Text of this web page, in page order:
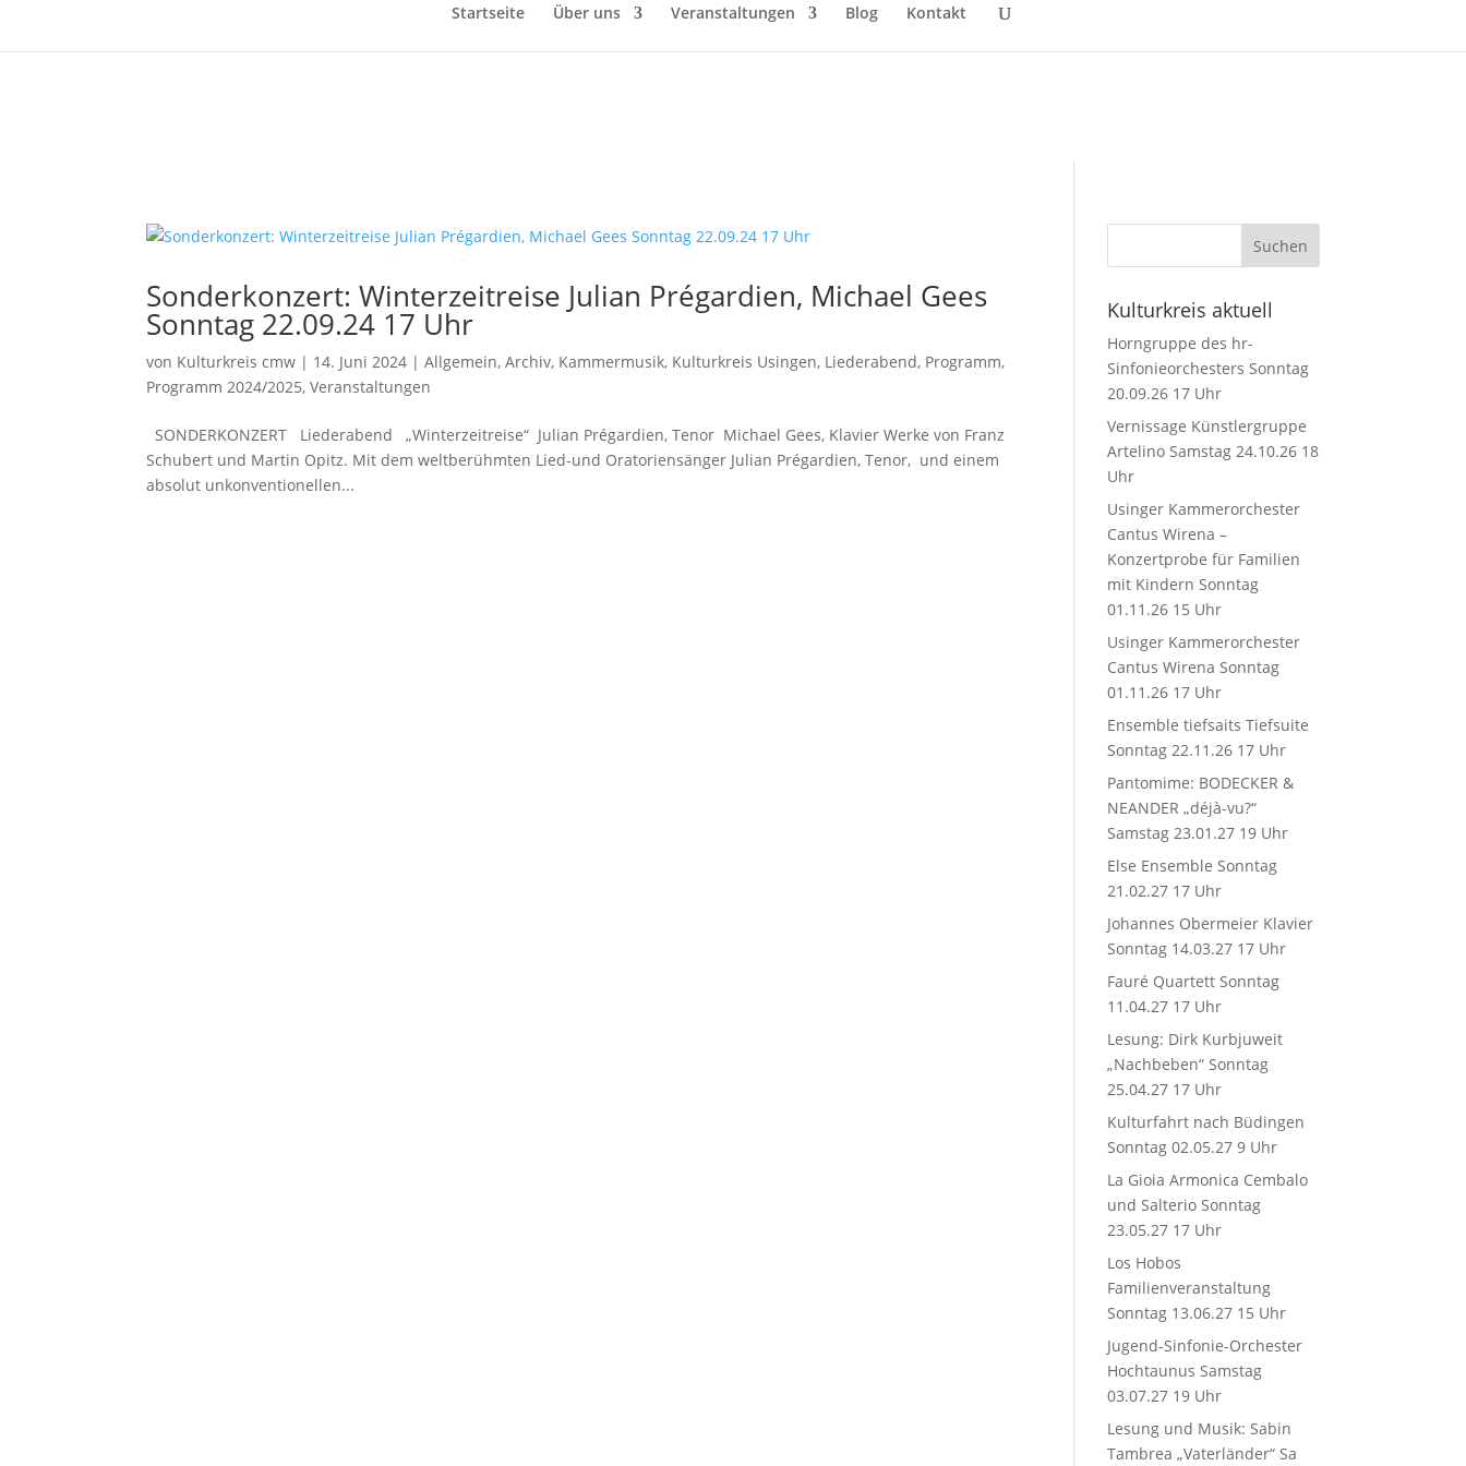
Startseite Über uns Veranstaltungen Blog Kontakt
Sonderkonzert: Winterzeitreise Julian Prégardien, Michael Gees
Sonntag 22.09.24 17 Uhr
von Kulturkreis cmw | 14. Juni 2024 |Allgemein,Archiv, Kammermusik, Kulturkreis Usingen, Liederabend, Programm,
Programm 2024/2025,Veranstaltungen
SONDERKONZERT Liederabend „Winterzeitreise“ Julian Prégardien, Tenor Michael Gees, Klavier Werke von Franz
Schubert und Martin Opitz. Mit dem weltberühmten Lied-und Oratoriensänger Julian Prégardien, Tenor, und einem
absolut unkonventionellen...
Kulturkreis aktuell
Horngruppe des hr-
Sinfonieorchesters Sonntag
20.09.26 17 Uhr
Vernissage Künstlergruppe
Artelino Samstag 24.10.26 18
Uhr
Usinger Kammerorchester
Cantus Wirena –
Konzertprobe für Familien
mit Kindern Sonntag
01.11.26 15 Uhr
Usinger Kammerorchester
Cantus Wirena Sonntag
01.11.26 17 Uhr
Ensemble tiefsaits Tiefsuite
Sonntag 22.11.26 17 Uhr
Pantomime: BODECKER &
NEANDER „déjà-vu?“
Samstag 23.01.27 19 Uhr
Else Ensemble Sonntag
21.02.27 17 Uhr
Johannes Obermeier Klavier
Sonntag 14.03.27 17 Uhr
Fauré Quartett Sonntag
11.04.27 17 Uhr
Lesung: Dirk Kurbjuweit
„Nachbeben“ Sonntag
25.04.27 17 Uhr
Kulturfahrt nach Büdingen
Sonntag 02.05.27 9 Uhr
La Gioia Armonica Cembalo
und Salterio Sonntag
23.05.27 17 Uhr
Los Hobos
Familienveranstaltung
Sonntag 13.06.27 15 Uhr
Jugend-Sinfonie-Orchester
Hochtaunus Samstag
03.07.27 19 Uhr
Lesung und Musik: Sabin
Tambrea „Vaterländer“ Sa